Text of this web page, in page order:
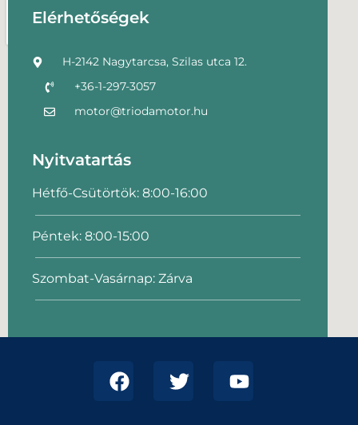
Elérhetőségek
H-2142 Nagytarcsa, Szilas utca 12.
+36-1-297-3057
motor@triodamotor.hu
Nyitvatartás
Hétfő-Csütörtök: 8:00-16:00
Péntek: 8:00-15:00
Szombat-Vasárnap: Zárva